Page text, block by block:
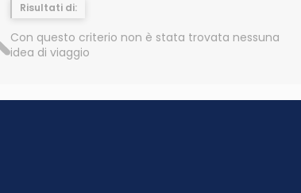
Risultati di:
Con questo criterio non è stata trovata nessuna
idea di viaggio